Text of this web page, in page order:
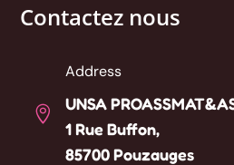
Contactez nous

Address
UNSA
1 Rue Buffon,
85700 Pouzauges